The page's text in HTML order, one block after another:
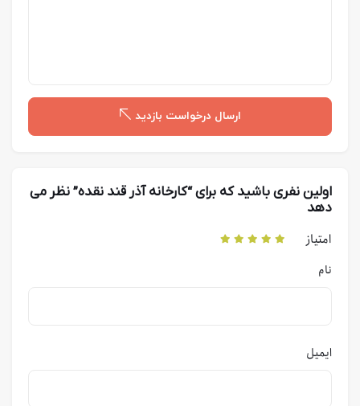
ارسال درخواست بازدید
اولین نفری باشید که برای “کارخانه آذر قند نقده” نظر می
دهد
امتیاز
نام
ایمیل